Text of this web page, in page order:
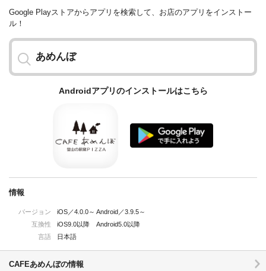
Google Playストアからアプリを検索して、お店のアプリをインストー
ル！
あめんぼ
Androidアプリのインストールはこちら
情報
バージョン
iOS／4.0.0～ Android／3.9.5～
互換性
iOS9.0以降 Android5.0以降
言語
日本語
CAFEあめんぼの情報